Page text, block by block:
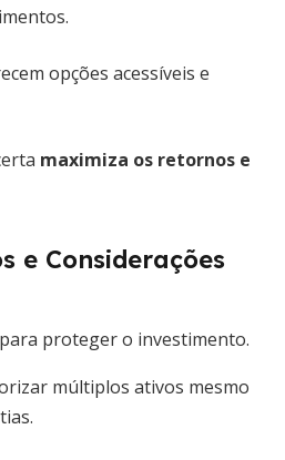
opções acessíveis e
maximiza os retornos e
e Considerações
proteger o investimento.
múltiplos ativos mesmo